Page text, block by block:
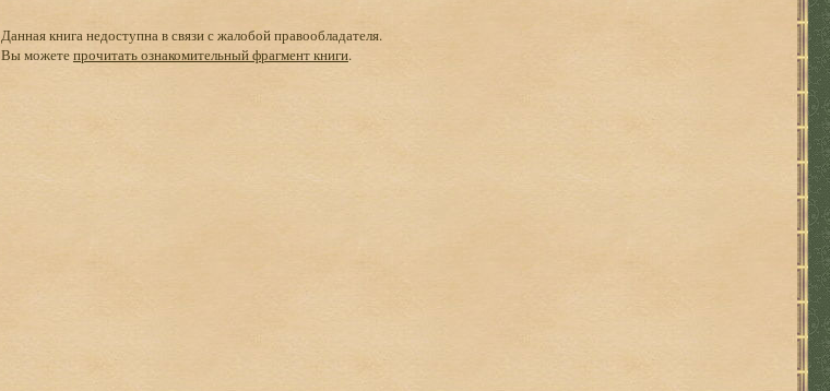
Данная книга недоступна в связи с жалобой правообладателя.
Вы можетепрочитать ознакомительный фрагмент книги.